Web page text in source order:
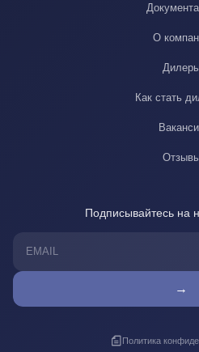
О
Как стать
Подписывайтесь на
→
Политика